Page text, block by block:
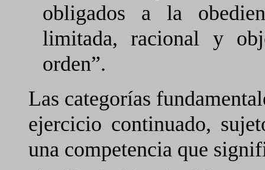
obligados a la
limitada, racional y
orden”.
Las categorías
ejercicio continuado,
una competencia que